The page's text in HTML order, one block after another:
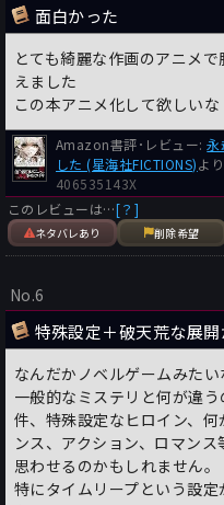
面白かった
とても綺麗な作画のアニメ
えました
この本アニメ化して欲しいな
Amazon書評･レビュー:永
した (星海社FICTIONS)より
406535143X
このレビューは…[？]
ネタバレあり 削除希望
No.6
特殊設定＋破天荒な展
なんだかノベルゲームみたい
一般的なミステリと何が違
件、特殊設定なヒロイン、
ンス、アクション、ロマン
思わせるのかもしれません。
特にタイムリープという設